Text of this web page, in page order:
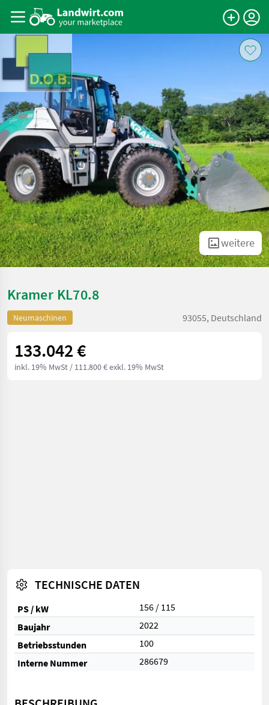
weitere
Kramer KL70.8
Neumaschinen 93055, Deutschland
133.042 €
inkl. 19% MwSt / 111.800 € exkl. 19% MwSt
TECHNISCHE DATEN
PS / kW
156 / 115
Baujahr
2022
Betriebsstunden
100
Interne Nummer
286679